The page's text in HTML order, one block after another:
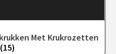
Met Krukrozetten
(15)